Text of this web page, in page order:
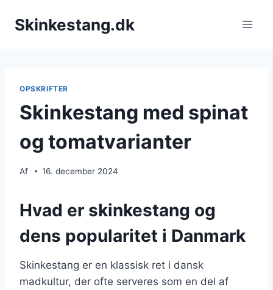
Skinkestang.dk
OPSKRIFTER
Skinkestang med spinat
og tomatvarianter
Af 16. december 2024
Hvad er skinkestang og
dens popularitet i Danmark
Skinkestang er en klassisk ret i dansk
madkultur, der ofte serveres som en del af